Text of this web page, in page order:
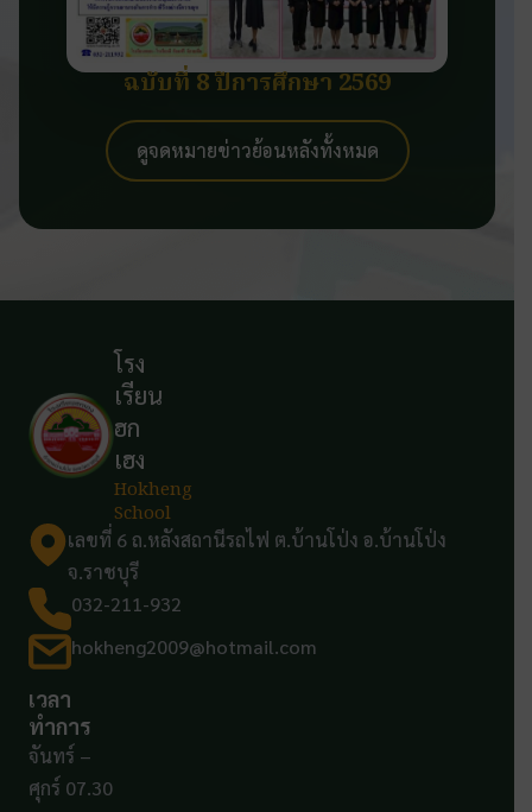
ฉบับที่ 8 ปีการศึกษา 2569
ดูจดหมายข่าวย้อนหลังทั้งหมด
โรง
เรียน
ฮก
เฮง
Hokheng
School
เลขที่ 6 ถ.หลังสถานีรถไฟ ต.บ้านโป่ง อ.บ้านโป่ง
จ.ราชบุรี
032-211-932
hokheng2009@hotmail.com
เวลา
ทำการ
จันทร์ –
ศุกร์ 07.30